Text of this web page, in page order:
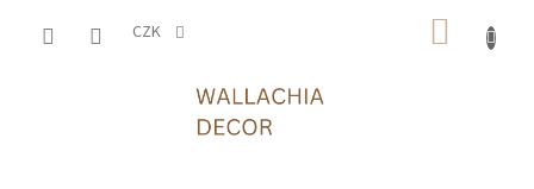
CZK